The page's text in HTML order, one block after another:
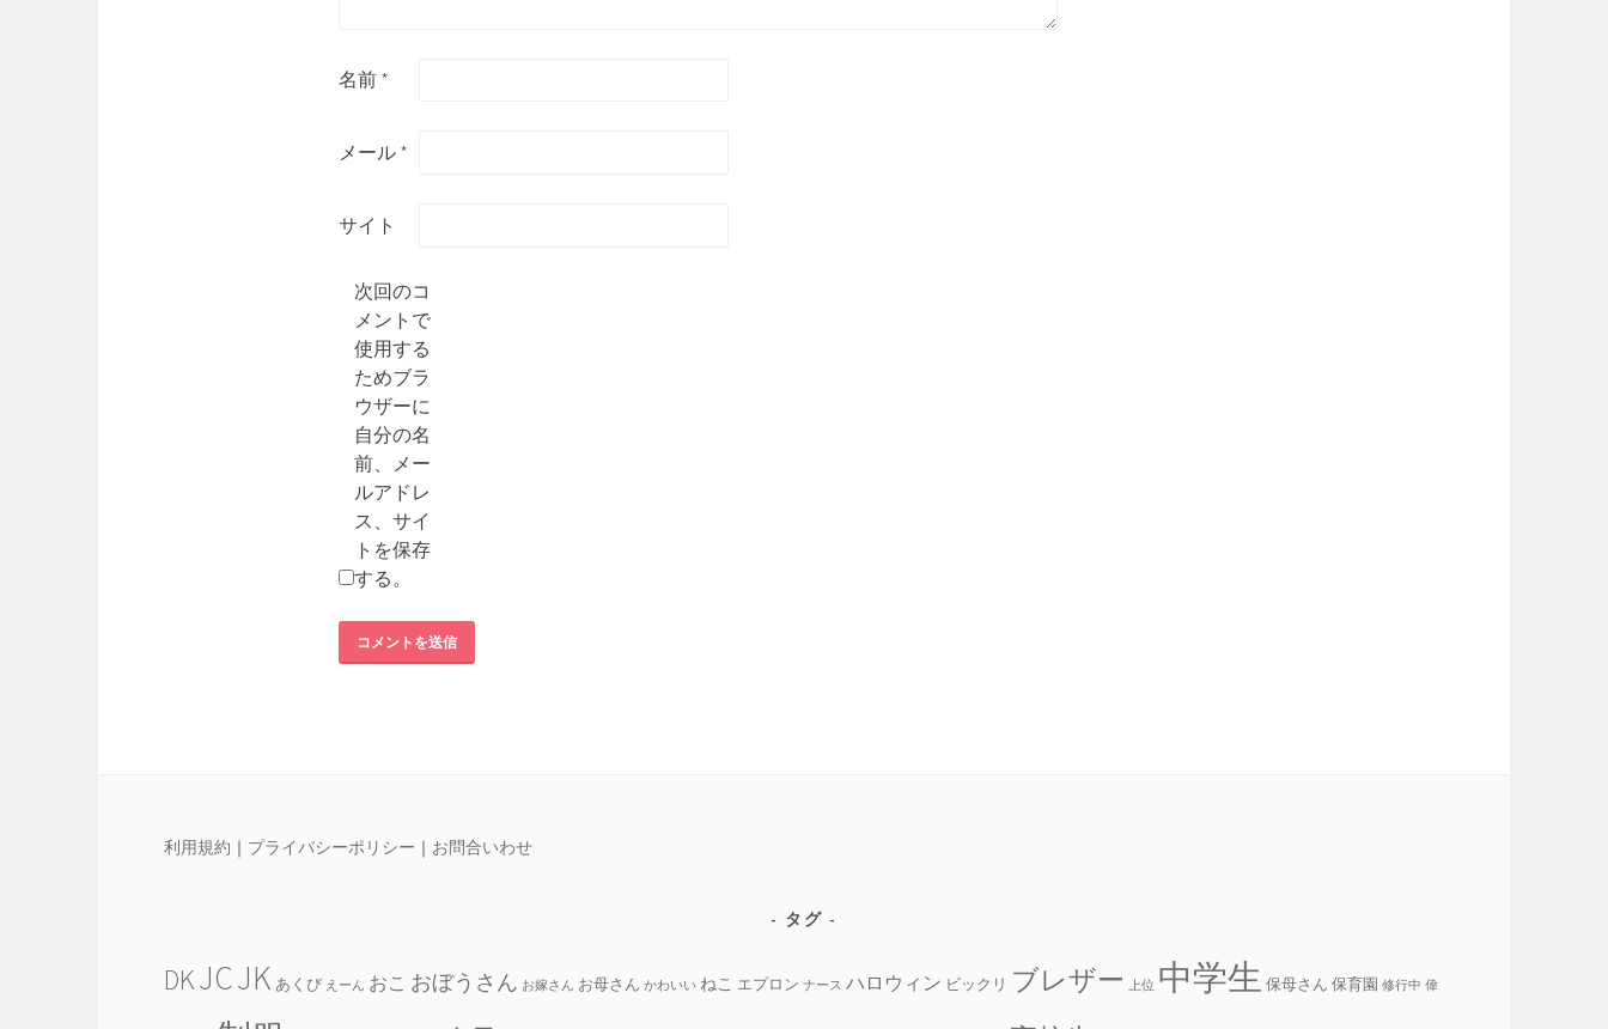
名前 *
メール *
サイト
次回のコ
メントで
使用する
ためブラ
ウザーに
自分の名
前、メー
ルアドレ
ス、サイ
トを保存
する。
利用規約 ｜ プライバシーポリシー ｜ お問合いわせ
タグ
DKJCJK あくび えーん おこ おぼうさん お嫁さん お母さん かわいい ねこ エプロン ナース ハロウィン ビックリ ブレザー 上位 中学生 保母さん 保育園 修行中 偉